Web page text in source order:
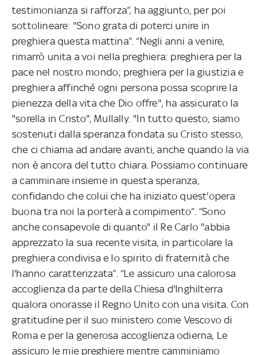
testimonianza si rafforza”, ha aggiunto, per poi
sottolineare: "Sono grata di poterci unire in
preghiera questa mattina”. “Negli anni a venire,
rimarrò unita a voi nella preghiera: preghiera per la
pace nel nostro mondo; preghiera per la giustizia e
preghiera affinché ogni persona possa scoprire la
pienezza della vita che Dio offre", ha assicurato la
"sorella in Cristo", Mullally. "In tutto questo, siamo
sostenuti dalla speranza fondata su Cristo stesso,
che ci chiama ad andare avanti, anche quando la via
non è ancora del tutto chiara. Possiamo continuare
a camminare insieme in questa speranza,
confidando che colui che ha iniziato quest'opera
buona tra noi la porterà a compimento”. “Sono
anche consapevole di quanto" il Re Carlo "abbia
apprezzato la sua recente visita, in particolare la
preghiera condivisa e lo spirito di fraternità che
l'hanno caratterizzata”. “Le assicuro una calorosa
accoglienza da parte della Chiesa d'Inghilterra
qualora onorasse il Regno Unito con una visita. Con
gratitudine per il suo ministero come Vescovo di
Roma e per la generosa accoglienza odierna, Le
assicuro le mie preghiere mentre camminiamo